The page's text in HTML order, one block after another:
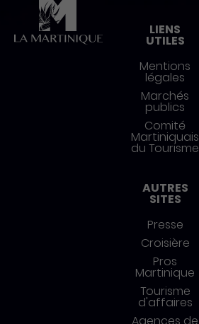
LIENS
UTILES
Mentions
légales
Marchés
publics
Comité
Martiniquais
du Tourisme
AUTRES
SITES
Presse
Croisière
Pros
Martinique
Tourisme
d'affaires